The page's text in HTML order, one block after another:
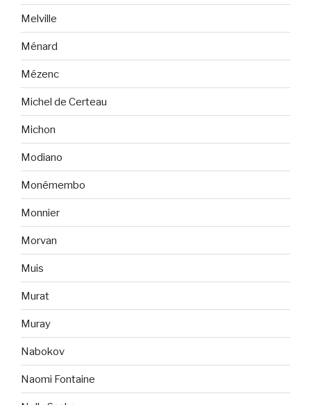
Melville
Ménard
Mézenc
Michel de Certeau
Michon
Modiano
Monémembo
Monnier
Morvan
Muis
Murat
Muray
Nabokov
Naomi Fontaine